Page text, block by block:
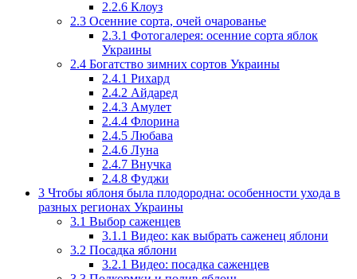
2.2.6 Клоуз
2.3 Осенние сорта, очей очарованье
2.3.1 Фотогалерея: осенние сорта яблок
Украины
2.4 Богатство зимних сортов Украины
2.4.1 Рихард
2.4.2 Айдаред
2.4.3 Амулет
2.4.4 Флорина
2.4.5 Любава
2.4.6 Луна
2.4.7 Внучка
2.4.8 Фуджи
3 Чтобы яблоня была плодородна: особенности ухода в
разных регионах Украины
3.1 Выбор саженцев
3.1.1 Видео: как выбрать саженец яблони
3.2 Посадка яблони
3.2.1 Видео: посадка саженцев